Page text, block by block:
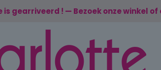
is gearriveerd ! — Bezoek onze winkel